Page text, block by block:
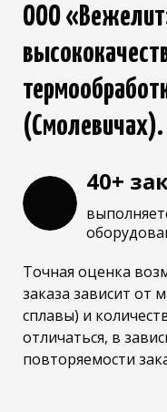
ООО
(Смолевичах).
40+
Точная оценка
заказа зависит от
сплавы) и
отличаться, в
повторяемости